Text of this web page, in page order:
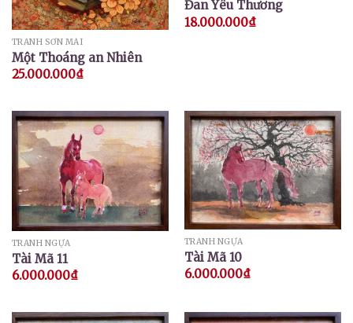
TRANH SƠN MÀI
Một Thoáng an Nhiên
25.000.000₫
Đan Yêu Thương
18.000.000₫
TRANH NGỰA
Tài Mã 11
6.000.000₫
TRANH NGỰA
Tài Mã 10
6.000.000₫